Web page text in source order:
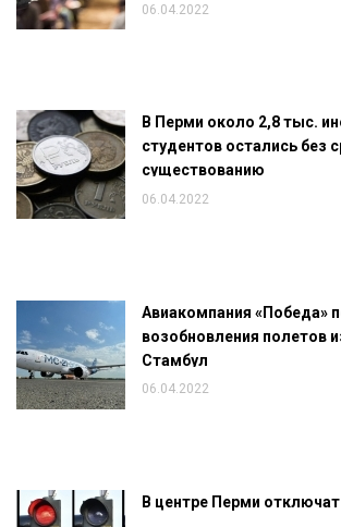
06.04.2022
В Перми около 2,8 тыс.
студентов остались без
существованию
06.04.2022
Авиакомпания «Победа»
возобновления полетов
Стамбул
06.04.2022
В центре Перми